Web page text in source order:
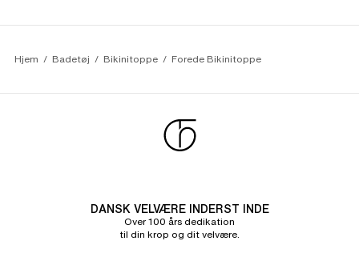
Hjem Badetøj Bikinitoppe Forede Bikinitoppe
DANSK VELVÆRE INDERST INDE
Over 100 års dedikation
til din krop og dit velvære.